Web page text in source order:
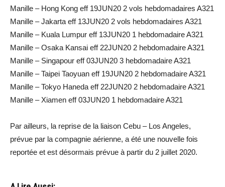
Manille – Hong Kong eff 19JUN20 2 vols hebdomadaires A321
Manille – Jakarta eff 13JUN20 2 vols hebdomadaires A321
Manille – Kuala Lumpur eff 13JUN20 1 hebdomadaire A321
Manille – Osaka Kansai eff 22JUN20 2 hebdomadaire A321
Manille – Singapour eff 03JUN20 3 hebdomadaire A321
Manille – Taipei Taoyuan eff 19JUN20 2 hebdomadaire A321
Manille – Tokyo Haneda eff 22JUN20 2 hebdomadaire A321
Manille – Xiamen eff 03JUN20 1 hebdomadaire A321
Par ailleurs, la reprise de la liaison Cebu – Los Angeles,
prévue par la compagnie aérienne, a été une nouvelle fois
reportée et est désormais prévue à partir du 2 juillet 2020.